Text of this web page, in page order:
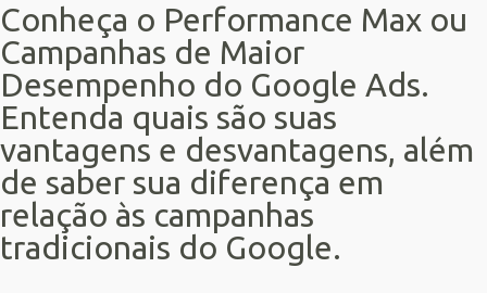
Conheça o Performance Max ou
Campanhas de Maior
Desempenho do Google Ads.
Entenda quais são suas
vantagens e desvantagens, além
de saber sua diferença em
relação às campanhas
tradicionais do Google.